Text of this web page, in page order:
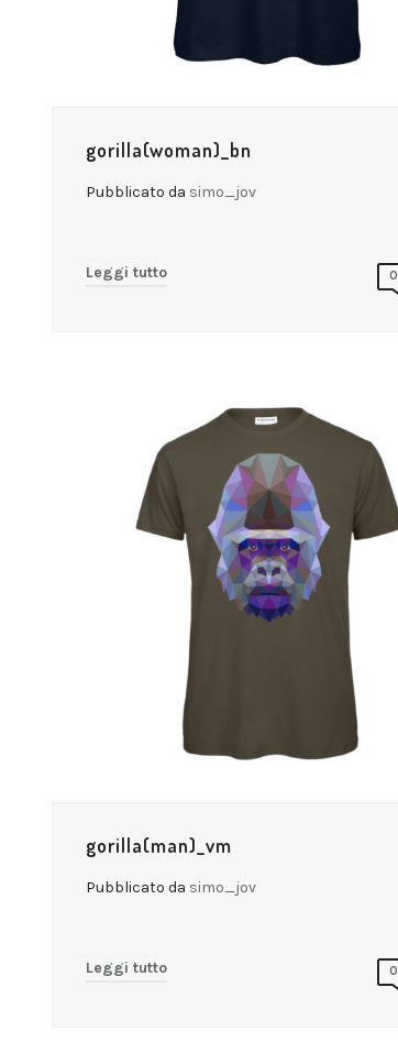
gorilla(woman)_bn
Pubblicato da simo_jov
Leggi tutto 0
gorilla(man)_vm
Pubblicato da simo_jov
Leggi tutto 0